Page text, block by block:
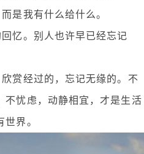
是我有什么给什么。
忆。别人也许早已经忘记
赏经过的，忘记无缘的。不
不忧虑，动静相宜，才是生活
界。